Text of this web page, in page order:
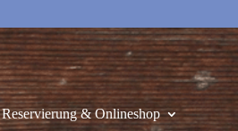
Reservierung & Onlineshop